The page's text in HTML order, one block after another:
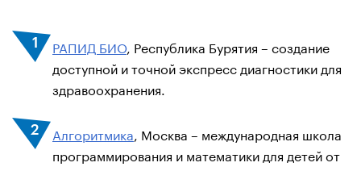
РАПИД БИО, Республика Бурятия – создание
доступной и точной экспресс диагностики для
здравоохранения.
Алгоритмика , Москва – международная школа
программирования и математики для детей от